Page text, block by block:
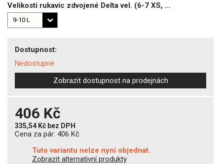
Velikosti rukavic zdvojené Delta vel. (6-7 XS, ...
Dostupnost:
Nedostupné
Zobrazit dostupnost na prodejnách
406 Kč
335,54 Kč bez DPH
Cena za pár: 406 Kč
Tuto variantu nelze nyní objednat.
Zobrazit alternativní produkty